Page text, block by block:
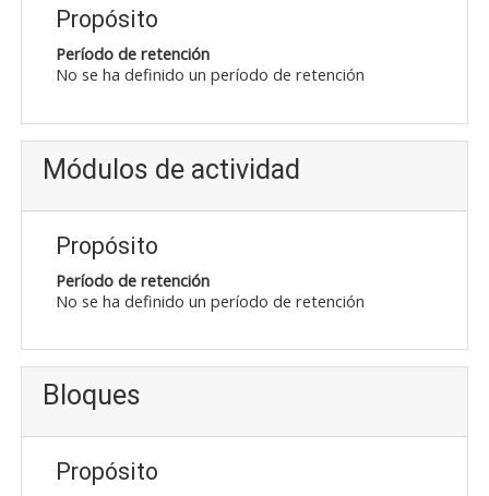
Propósito
Período de retención
No se ha definido un período de retención
Módulos de actividad
Propósito
Período de retención
No se ha definido un período de retención
Bloques
Propósito